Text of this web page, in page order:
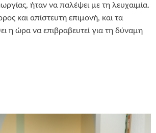
ήταν να παλέψει με τη λευχαιμία.
και απίστευτη επιμονή, και τα
η ώρα να επιβραβευτεί για τη δύναμη